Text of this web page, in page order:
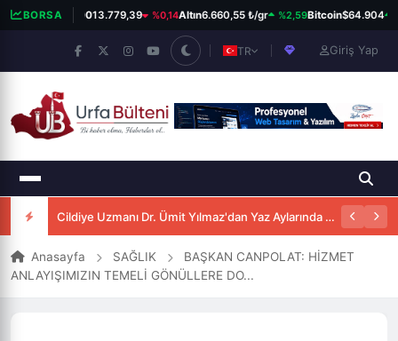
BORSA
BIST 10013.779,39 %0,14Altın6.660,55 ₺/gr %2,59Bitcoin$64.904
TR Giriş Yap
Cildiye Uzmanı Dr. Ümit Yılmaz'dan Yaz Aylarında Güneşten Korunma Uyarısı
Anasayfa SAĞLIK
BAŞKAN CANPOLAT: HİZMET
ANLAYIŞIMIZIN TEMELİ GÖNÜLLERE DO...